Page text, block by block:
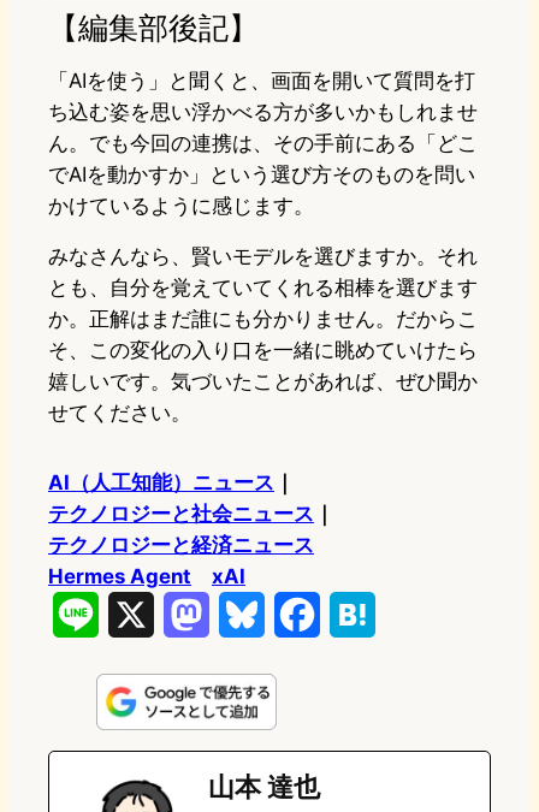
【編集部後記】
「AIを使う」と聞くと、画面を開いて質問を打
ち込む姿を思い浮かべる方が多いかもしれませ
ん。でも今回の連携は、その手前にある「どこ
でAIを動かすか」という選び方そのものを問い
かけているように感じます。
みなさんなら、賢いモデルを選びますか。それ
とも、自分を覚えていてくれる相棒を選びます
か。正解はまだ誰にも分かりません。だからこ
そ、この変化の入り口を一緒に眺めていけたら
嬉しいです。気づいたことがあれば、ぜひ聞か
せてください。
AI（人工知能）ニュース
テクノロジーと社会ニュース
テクノロジーと経済ニュース
Hermes Agent
xAI
n
e
s
t
o
u
e
s
e
b
e
山本 達也